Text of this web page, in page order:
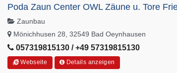
Poda Zaun Center OWL Zäune u. Tore
Zaunbau
Mönichhusen 28, 32549 Bad Oeynhausen
057319815130 / +49 57319815130
Webseite Details anzeigen